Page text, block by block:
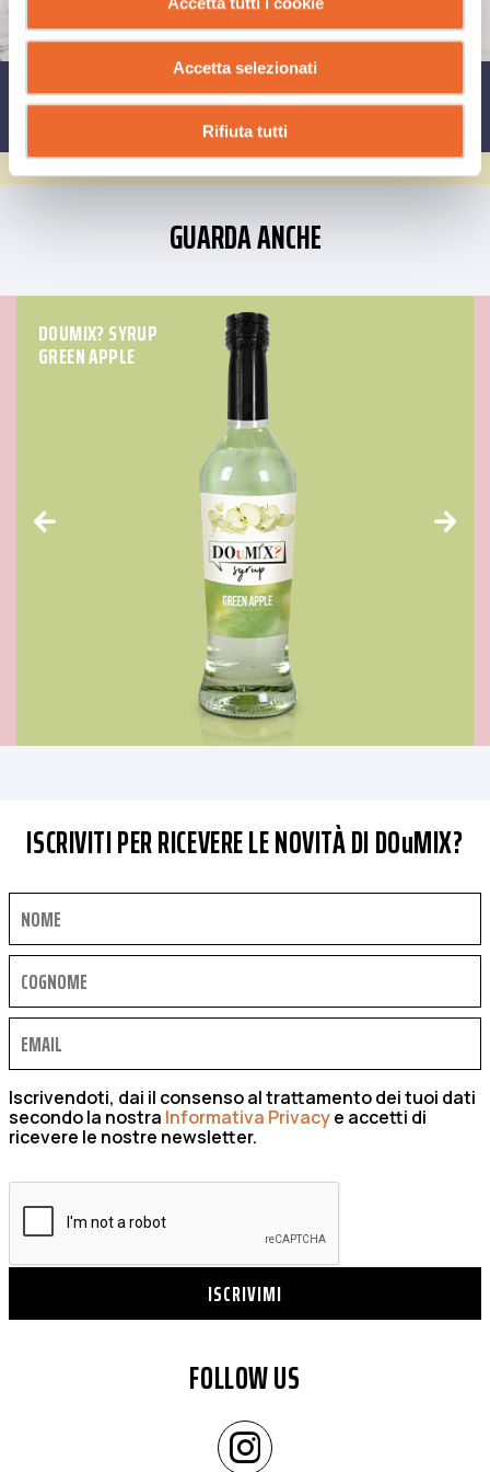
Accetta selezionati
Rifiuta tutti
CONDIVIDI SU
GUARDA ANCHE
DOUMIX? SYRUP
GREEN APPLE
ISCRIVITI PER RICEVERE LE NOVITÀ DI DOuMIX?
Iscrivendoti, dai il consenso al trattamento dei tuoi dati
secondo la nostra Informativa Privacye accetti di
ricevere le nostre newsletter.
ISCRIVIMI
FOLLOW US